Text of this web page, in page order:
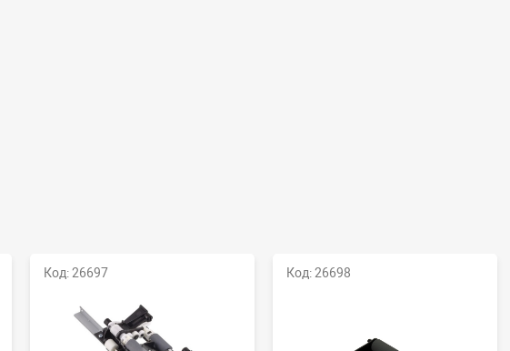
Код: 26697 Код: 26698